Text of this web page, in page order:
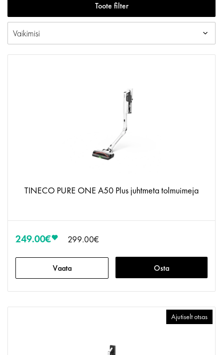
Toote filter
TINECO PURE ONE A50 Plus juhtmeta tolmuimeja
249.00€ 299.00€
Vaata Osta
Ajutiselt otsas